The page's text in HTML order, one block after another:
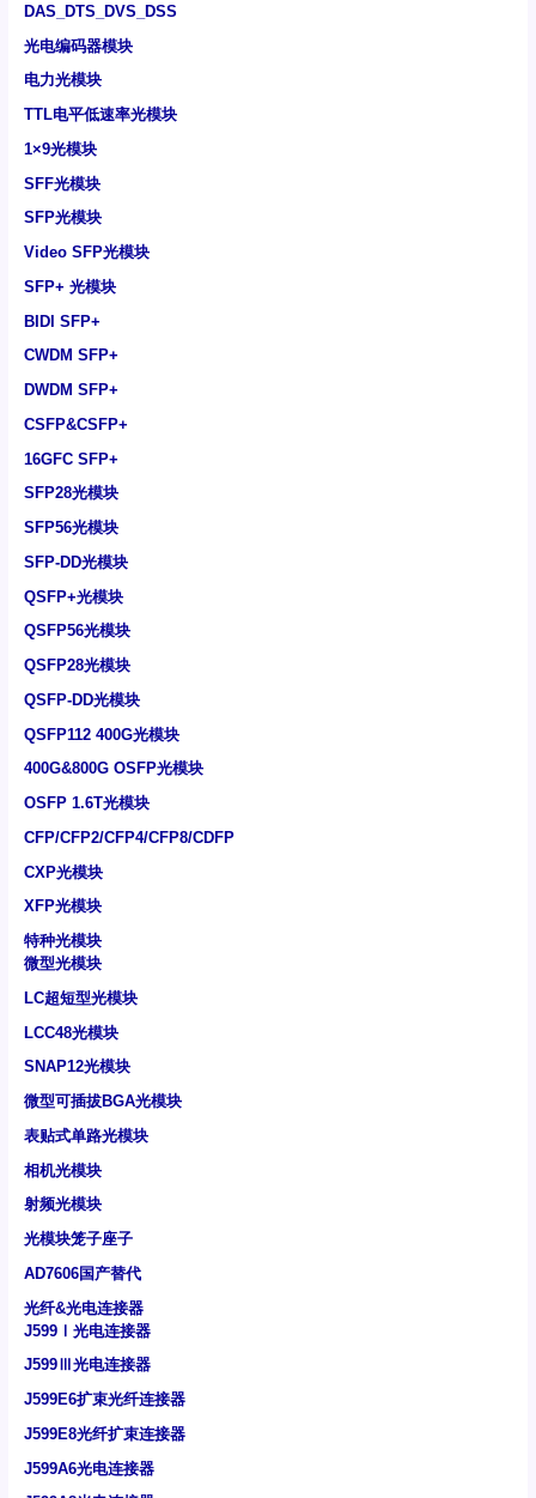
DAS_DTS_DVS_DSS
光电编码器模块
电力光模块
TTL电平低速率光模块
1×9光模块
SFF光模块
SFP光模块
Video SFP光模块
SFP+ 光模块
BIDI SFP+
CWDM SFP+
DWDM SFP+
CSFP&CSFP+
16GFC SFP+
SFP28光模块
SFP56光模块
SFP-DD光模块
QSFP+光模块
QSFP56光模块
QSFP28光模块
QSFP-DD光模块
QSFP112 400G光模块
400G&800G OSFP光模块
OSFP 1.6T光模块
CFP/CFP2/CFP4/CFP8/CDFP
CXP光模块
XFP光模块
特种光模块
微型光模块
LC超短型光模块
LCC48光模块
SNAP12光模块
微型可插拔BGA光模块
表贴式单路光模块
相机光模块
射频光模块
光模块笼子座子
AD7606国产替代
光纤&光电连接器
J599Ⅰ光电连接器
J599Ⅲ光电连接器
J599E6扩束光纤连接器
J599E8光纤扩束连接器
J599A6光电连接器